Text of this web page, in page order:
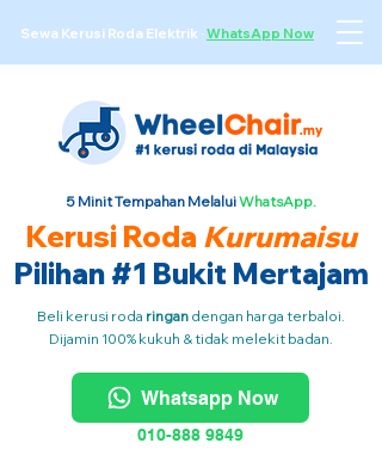
Sewa Kerusi Roda Elektrik · WhatsApp Now
5 Minit Tempahan MelaluiWhatsApp.
Kerusi Roda Kurumaisu
Pilihan #1 Bukit Mertajam
Beli kerusi roda ringan dengan harga terbaloi.
Dijamin 100% kukuh & tidak melekit badan.
Whatsapp Now
010-888 9849